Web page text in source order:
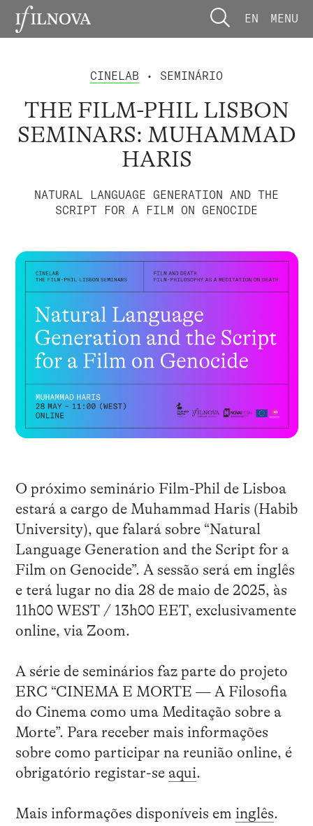
EN MENU
CINELAB • SEMINÁRIO
THE FILM-PHIL LISBON
SEMINARS: MUHAMMAD
HARIS
NATURAL LANGUAGE GENERATION AND THE
SCRIPT FOR A FILM ON GENOCIDE
O próximo seminário Film-Phil de Lisboa
estará a cargo de Muhammad Haris (Habib
University), que falará sobre “Natural
Language Generation and the Script for a
Film on Genocide”. A sessão será em inglês
e terá lugar no dia 28 de maio de 2025, às
11h00 WEST / 13h00 EET, exclusivamente
online, via Zoom.
A série de seminários faz parte do projeto
ERC “CINEMA E MORTE — A Filosofia
do Cinema como uma Meditação sobre a
Morte”. Para receber mais informações
sobre como participar na reunião online, é
obrigatório registar-se aqui.
Mais informações disponíveis em inglês.